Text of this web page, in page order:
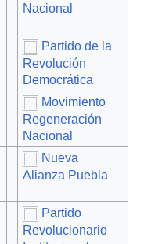
Nacional
Partido de la
Revolución
Democrática
Movimiento
Regeneración
Nacional
Nueva
Alianza Puebla
Partido
Revolucionario